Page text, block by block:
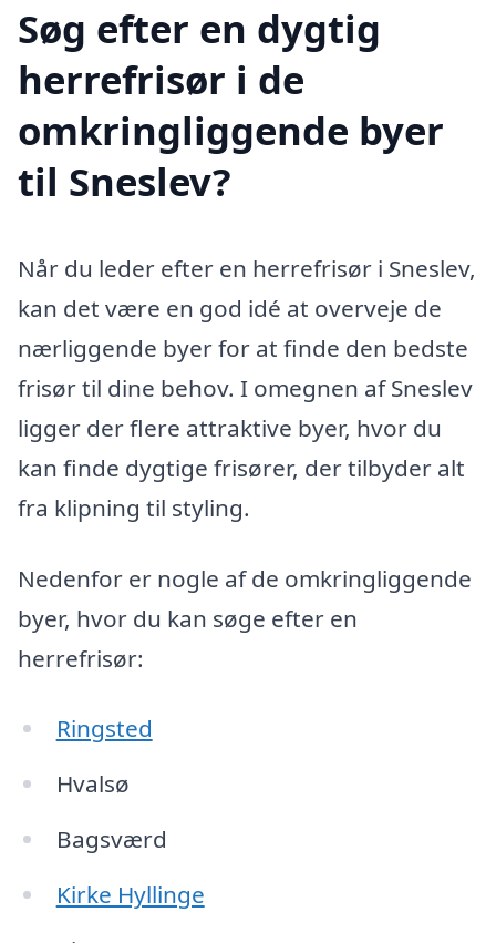
Søg efter en dygtig
herrefrisør i de
omkringliggende byer
til Sneslev?
Når du leder efter en herrefrisør i Sneslev,
kan det være en god idé at overveje de
nærliggende byer for at finde den bedste
frisør til dine behov. I omegnen af Sneslev
ligger der flere attraktive byer, hvor du
kan finde dygtige frisører, der tilbyder alt
fra klipning til styling.
Nedenfor er nogle af de omkringliggende
byer, hvor du kan søge efter en
herrefrisør:
Ringsted
Hvalsø
Bagsværd
Kirke Hyllinge